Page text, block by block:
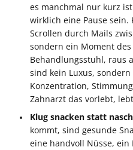
es manchmal nur kurz
wirklich eine Pause sein.
Scrollen durch Mails
sondern ein Moment
Behandlungsstuhl, raus
sind kein Luxus,
Konzentration,
Zahnarzt das vorlebt,
Klug snacken statt
kommt, sind gesunde
eine handvoll Nüsse,